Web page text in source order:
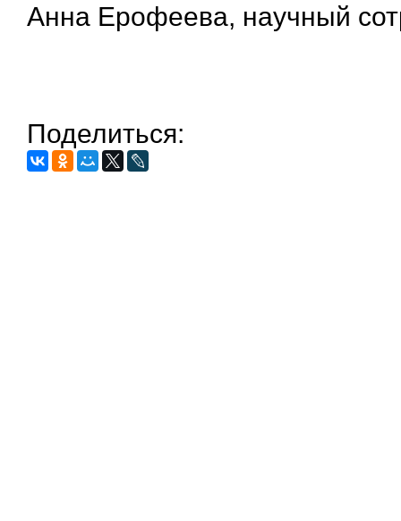
Анна Ерофеева, научный
Поделиться: